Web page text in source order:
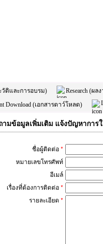
วัติและการอบรม) Research (ผล
Download (เอกสารดาว์โหลด)
ามข้อมูลเพิ่มเติม แจ้งปัญหากา
ชื่อผู้ติดต่อ*
หมายเลขโทรศัพท์
อีเมล์
เรื่องที่ต้องการติดต่อ*
รายละเอียด *